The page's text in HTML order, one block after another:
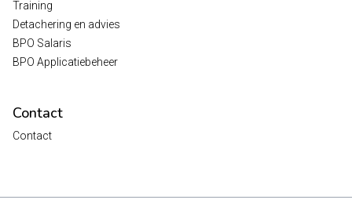
Training
Detachering en advies
BPO Salaris
BPO Applicatiebeheer
Contact
Contact